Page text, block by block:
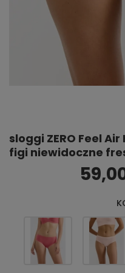
sloggi ZERO Feel
figi niewidoczne